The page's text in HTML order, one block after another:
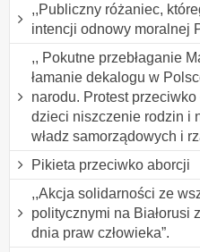
,,Publiczny różaniec,
intencji odnowy moralnej
,, Pokutne przebłaganie
łamanie dekalogu w
narodu. Protest
dzieci niszczenie rodzin i
władz samorządowych i
Pikieta przeciwko aborcji
,,Akcja solidarności ze
politycznymi na Białorusi
dnia praw człowieka”.